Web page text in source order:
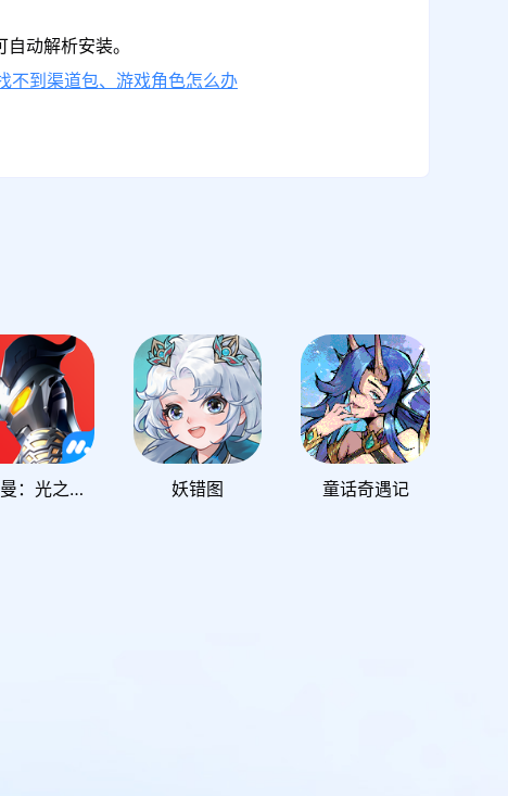
动解析安装。
不到渠道包、游戏角色怎么办
奥特曼：光之战士 妖错图 童话奇遇记